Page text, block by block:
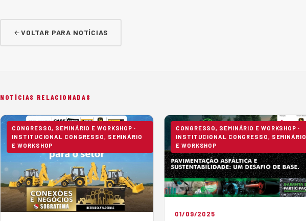
VOLTAR PARA NOTÍCIAS
NOTÍCIAS RELACIONADAS
CONGRESSO, SEMINÁRIO E WORKSHOP ·
INSTITUCIONAL CONGRESSO, SEMINÁRIO
E WORKSHOP
CONGRESSO, SEMINÁRIO E WORKSHOP ·
INSTITUCIONAL CONGRESSO, SEMINÁRIO
E WORKSHOP
01/09/2025